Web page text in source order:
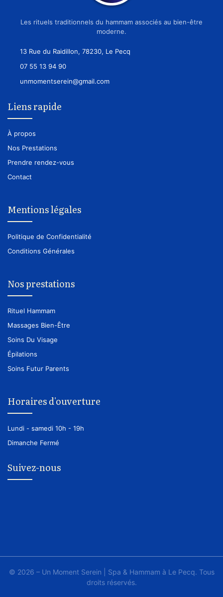
Les rituels traditionnels du hammam associés au bien-être
moderne.
13 Rue du Raidillon, 78230, Le Pecq
07 55 13 94 90
unmomentserein@gmail.com
Liens rapide
À propos
Nos Prestations
Prendre rendez-vous
Contact
Mentions légales
Politique de Confidentialité
Conditions Générales
Nos prestations
Rituel Hammam
Massages Bien-Être
Soins Du Visage
Épilations
Soins Futur Parents
Horaires d'ouverture
Lundi - samedi 10h - 19h
Dimanche Fermé
Suivez-nous
© 2026 – Un Moment Serein | Spa & Hammam à Le Pecq. Tous
droits réservés.